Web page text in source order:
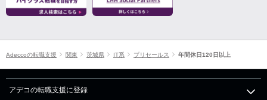
Adeccoの転職支援 関東 茨城県 IT系 プリセールス 年間休日120日以上
アデコの転職支援に登録